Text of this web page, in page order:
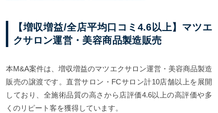
【増収増益/全店平均口コミ4.6以上】マツエ
クサロン運営・美容商品製造販売
本M&A案件は、増収増益のマツエクサロン運営・美容商品製造
販売の譲渡です。直営サロン・FCサロン計10店舗以上を展開
しており、全施術品質の高さから店評価4.6以上の高評価や多
くのリピート客を獲得しています。